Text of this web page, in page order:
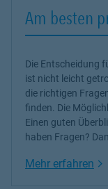
Am besten
Die Entscheidung
ist nicht leicht
die richtigen
finden. Die
Einen guten
haben Fragen?
Mehr erfahren